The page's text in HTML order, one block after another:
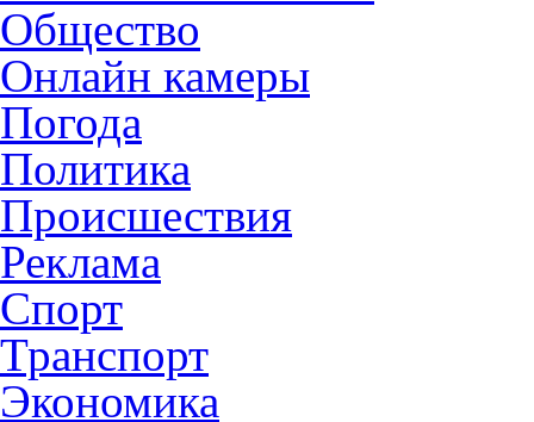
Общество
Онлайн камеры
Погода
Политика
Происшествия
Реклама
Спорт
Транспорт
Экономика